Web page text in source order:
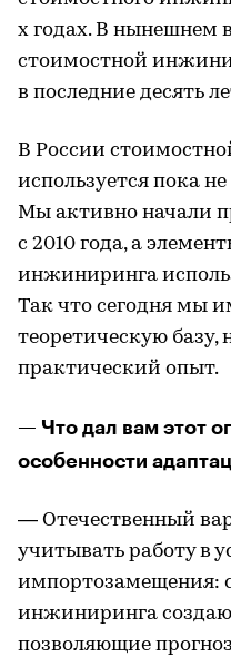
х годах. В нынешнем
стоимостной
в последние десять
В России
используется пока
Мы активно начали
с 2010 года, а
инжиниринга
Так что сегодня мы
теоретическую базу,
практический опыт.
— Что дал вам этот
особенности
— Отечественный
учитывать работу в
импортозамещения:
инжиниринга
позволяющие